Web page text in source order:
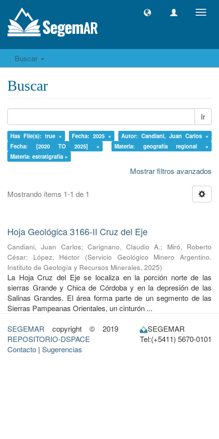
Buscar
Buscar
Ir
Has File(s): true × Fecha: 2025 ×
Autor: Candiani, Juan Carlos ×
Fecha: [2020 TO 2025] ×
Materia: geografía regional ×
Materia: estratigrafía ×
Mostrar filtros avanzados
Mostrando ítems 1-1 de 1
Hoja Geológica 3166-II Cruz del Eje
Candiani, Juan Carlos; Carignano, Claudio A.; Miró, Roberto
César; López, Héctor (Servicio Geológico Minero Argentino.
Instituto de Geología y Recursos Minerales, 2025)
La Hoja Cruz del Eje se localiza en la porción norte de las
sierras Grande y Chica de Córdoba y en la depresión de las
Salinas Grandes. El área forma parte de un segmento de las
Sierras Pampeanas Orientales, un cinturón ...
SEGEMAR copyright © 2019
REPOSITORIO-DSPACE
Contacto | Sugerencias
SEGEMAR
Tel:(+5411) 5670-0101